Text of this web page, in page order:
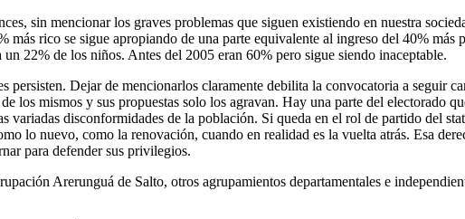
sin mencionar los graves problemas que siguen existiendo en nuestra
rico se sigue apropiando de una parte equivalente al ingreso del 40% más
22% de los niños. Antes del 2005 eran 60% pero sigue siendo inaceptable.
persisten. Dejar de mencionarlos claramente debilita la convocatoria a seguir
los mismos y sus propuestas solo los agravan. Hay una parte del electorado
disconformidades de la población. Si queda en el rol de partido del
lo nuevo, como la renovación, cuando en realidad es la vuelta atrás. Esa
para defender sus privilegios.
Arerunguá de Salto, otros agrupamientos departamentales e